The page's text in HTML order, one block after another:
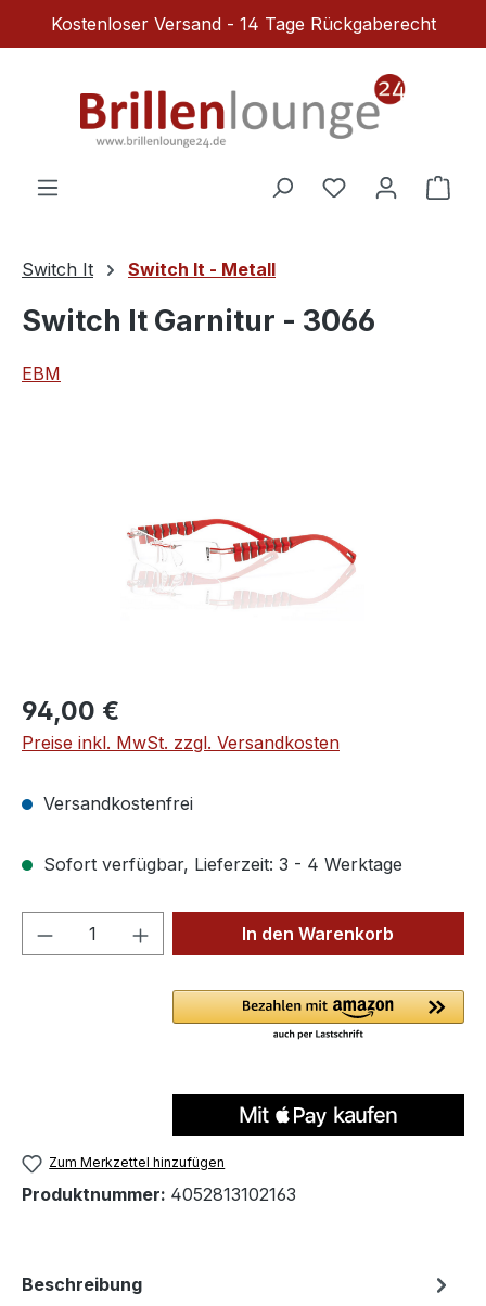
Zum Hauptinhalt springen
Kostenloser Versand - 14 Tage Rückgaberecht
Du hast 0
Switch It Switch It - Metall
Switch It Garnitur - 3066
EBM
Regulärer Preis:
94,00 €
Preise inkl. MwSt. zzgl. Versandkosten
Versandkostenfrei
Sofort verfügbar, Lieferzeit: 3 - 4 Werktage
Produkt Anzahl: Gib denIn den Warenkorb
Zum Merkzettel hinzufügen
Produktnummer: 4052813102163
Beschreibung